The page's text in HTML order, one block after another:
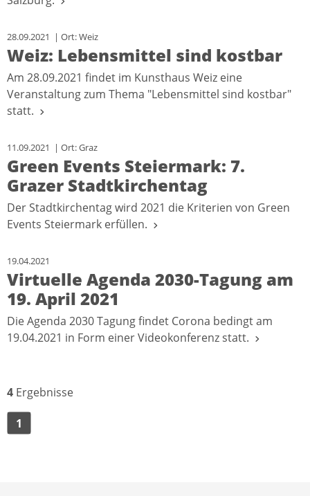
28.09.2021 | Ort: Weiz
Weiz: Lebensmittel sind kostbar
Am 28.09.2021 findet im Kunsthaus Weiz eine
Veranstaltung zum Thema "Lebensmittel sind kostbar"
statt.
11.09.2021 | Ort: Graz
Green Events Steiermark: 7.
Grazer Stadtkirchentag
Der Stadtkirchentag wird 2021 die Kriterien von Green
Events Steiermark erfüllen.
19.04.2021
Virtuelle Agenda 2030-Tagung am
19. April 2021
Die Agenda 2030 Tagung findet Corona bedingt am
19.04.2021 in Form einer Videokonferenz statt.
4 Ergebnisse
1